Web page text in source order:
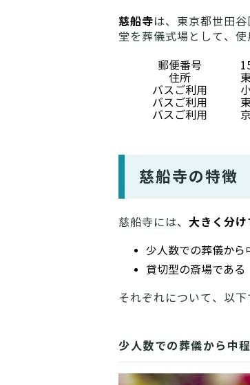
慈船寺は、東京都世田
堂を葬儀式場として、
郵便番号
住所
バスご利用
バスご利用
バスご利用
慈船寺の特徴
慈船寺には、 大きく分
少人数での葬儀から
貸切型の斎場である
それぞれについて、以下
少人数での葬儀から中